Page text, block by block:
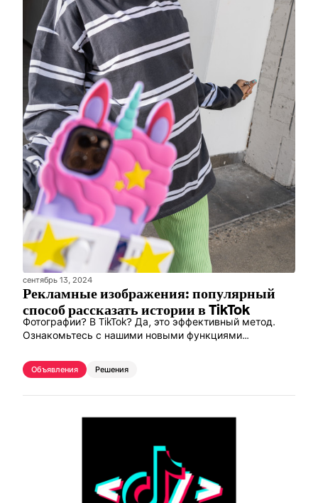
сентябрь 13, 2024
Рекламные изображения: популярный
способ рассказать истории в TikTok
Фотографии? В TikTok? Да, это эффективный метод.
Ознакомьтесь с нашими новыми функциями
могут помочь вам в достижении целей в TikTok.
Объявления Решения